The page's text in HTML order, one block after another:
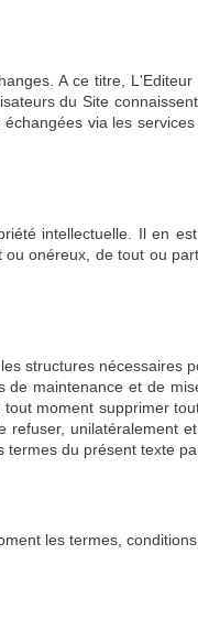
A ce titre,
du Site
via les
intellectuelle. Il en
onéreux, de tout ou
structures nécessaires
maintenance et de
moment supprimer
unilatéralement
du présent texte
les termes,